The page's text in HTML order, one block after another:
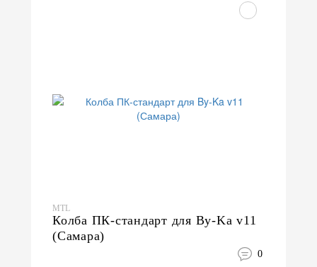
MTL
Колба ПК-стандарт для By-Ka v11
(Самара)
0